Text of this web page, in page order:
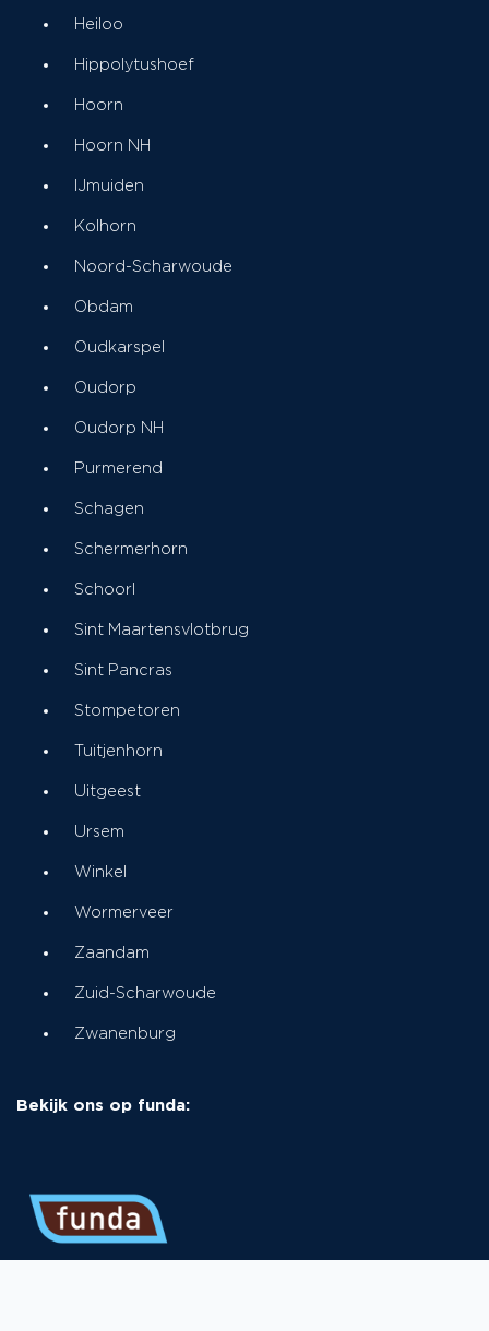
Heiloo
Hippolytushoef
Hoorn
Hoorn NH
IJmuiden
Kolhorn
Noord-Scharwoude
Obdam
Oudkarspel
Oudorp
Oudorp NH
Purmerend
Schagen
Schermerhorn
Schoorl
Sint Maartensvlotbrug
Sint Pancras
Stompetoren
Tuitjenhorn
Uitgeest
Ursem
Winkel
Wormerveer
Zaandam
Zuid-Scharwoude
Zwanenburg
Bekijk ons op funda: